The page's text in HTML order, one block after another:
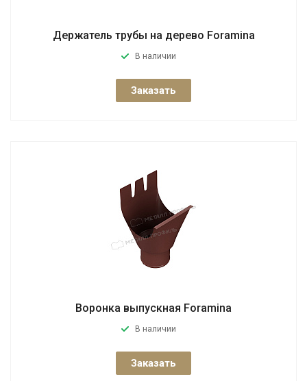
Держатель трубы на дерево Foramina
В наличии
Заказать
Воронка выпускная Foramina
В наличии
Заказать